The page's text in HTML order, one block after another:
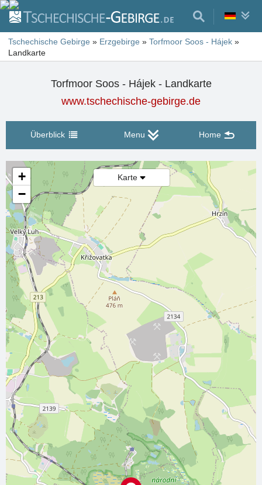
Tschechische Gebirge » Erzgebirge » Torfmoor Soos - Hájek »
Landkarte
Torfmoor Soos - Hájek - Landkarte
www.tschechische-gebirge.de
Überblick Menu Home
Karte
+
−